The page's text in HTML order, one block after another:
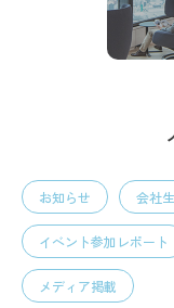
お知らせ 会社
イベント参加レポート
メディア掲載